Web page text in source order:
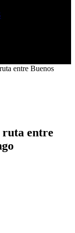
entre Buenos
entre